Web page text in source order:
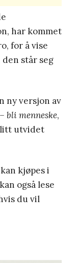
har kommet
for å vise
står seg
ny versjon av
bli menneske,
utvidet
kjøpes i
også lese
du vil